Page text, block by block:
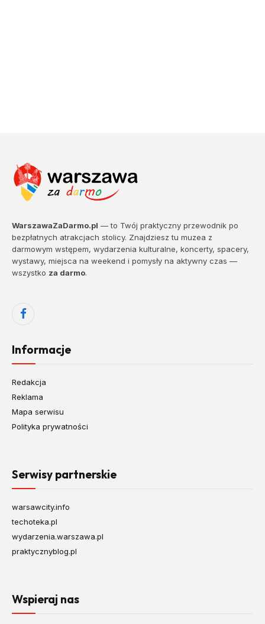
WarszawaZaDarmo.pl — to Twój praktyczny przewodnik po
bezpłatnych atrakcjach stolicy. Znajdziesz tu muzea z
darmowym wstępem, wydarzenia kulturalne, koncerty, spacery,
wystawy, miejsca na weekend i pomysły na aktywny czas —
wszystko za darmo.
Facebook
Informacje
Redakcja
Reklama
Mapa serwisu
Polityka prywatności
Serwisy partnerskie
warsawcity.info
techoteka.pl
wydarzenia.warszawa.pl
praktycznyblog.pl
Wspieraj nas